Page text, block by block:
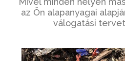
az Ön alapanyagai
válogatási